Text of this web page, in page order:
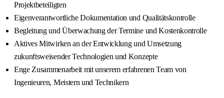
Projektbeteiligten
Eigenverantwortliche Dokumentation und Qualitätskontrolle
Begleitung und Überwachung der Termine und Kostenkontrolle
Aktives Mitwirken an der Entwicklung und Umsetzung
zukunftsweisender Technologien und Konzepte
Enge Zusammenarbeit mit unserem erfahrenen Team von
Ingenieuren, Meistern und Technikern